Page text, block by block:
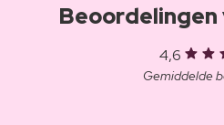
Beoordelingen
4,6
Gemiddelde